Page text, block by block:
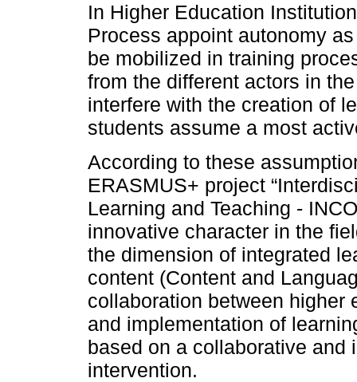
In Higher Education
Process appoint autonomy
be mobilized in training
from the different actors in
interfere with the creation of
students assume a most
According to these
ERASMUS+ project
Learning and Teaching -
innovative character in the
the dimension of integrated
content (Content and
collaboration between higher
and implementation of
based on a collaborative and
intervention.